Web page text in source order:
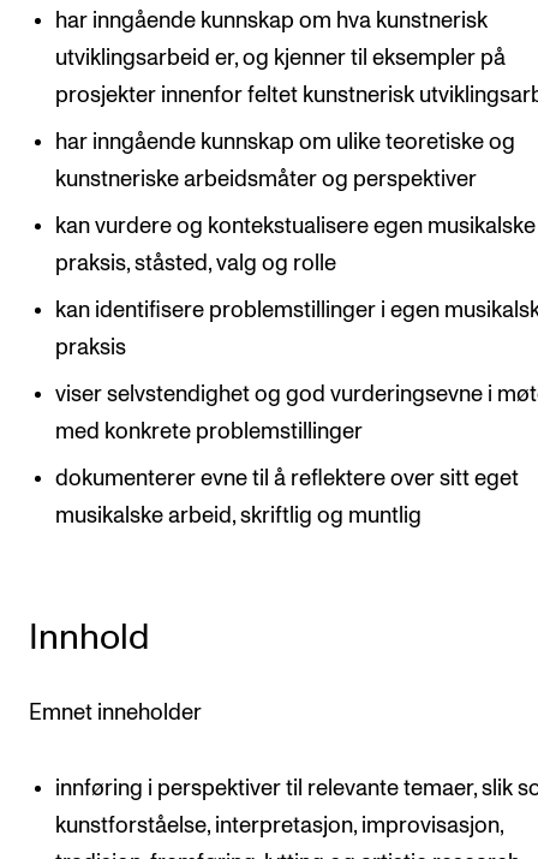
har inngående kunnskap om hva kunstnerisk
utviklingsarbeid er, og kjenner til eksempler på
prosjekter innenfor feltet kunstnerisk
har inngående kunnskap om ulike teoretiske og
kunstneriske arbeidsmåter og perspektiver
kan vurdere og kontekstualisere egen musikalske
praksis, ståsted, valg og rolle
kan identifisere problemstillinger i egen
praksis
viser selvstendighet og god vurderingsevne i
med konkrete problemstillinger
dokumenterer evne til å reflektere over sitt eget
musikalske arbeid, skriftlig og muntlig
Innhold
Emnet inneholder
innføring i perspektiver til relevante temaer, slik
kunstforståelse, interpretasjon, improvisasjon,